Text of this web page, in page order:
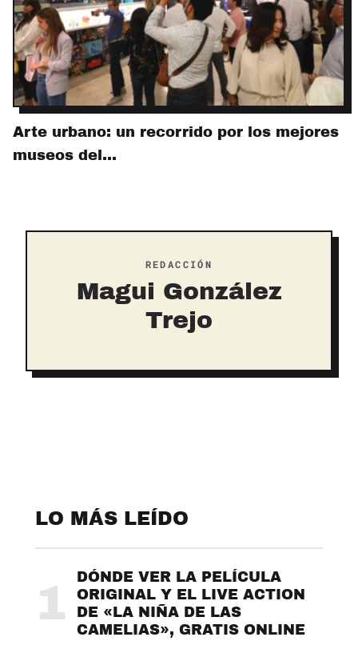
Arte urbano: un recorrido por los mejores
museos del…
REDACCIÓN
Magui González
Trejo
LO MÁS LEÍDO
1
DÓNDE VER LA PELÍCULA
ORIGINAL Y EL LIVE ACTION
DE «LA NIÑA DE LAS
CAMELIAS», GRATIS ONLINE